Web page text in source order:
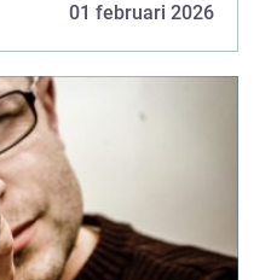
01 februari 2026